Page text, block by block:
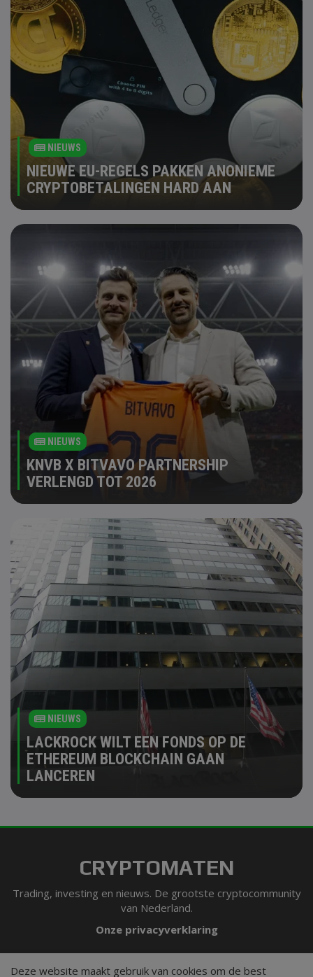
NIEUWS
NIEUWE EU-REGELS PAKKEN ANONIEME
CRYPTOBETALINGEN HARD AAN
NIEUWS
KNVB X BITVAVO PARTNERSHIP
VERLENGD TOT 2026
NIEUWS
LACKROCK WILT EEN FONDS OP DE
ETHEREUM BLOCKCHAIN GAAN
LANCEREN
CRYPTOMATEN
Trading, investing en nieuws. De grootste cryptocommunity
van Nederland.
Onze privacyverklaring
VOLG ONS
Deze website maakt gebruik van cookies om de best